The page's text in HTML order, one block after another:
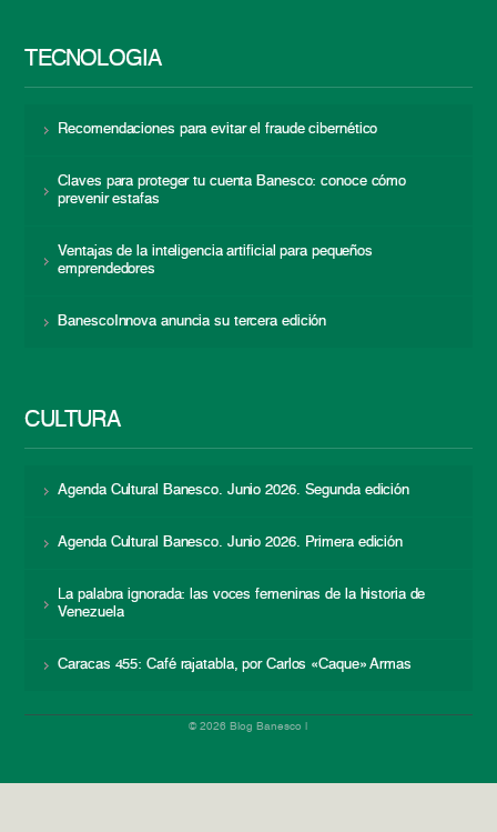
TECNOLOGÍA
Recomendaciones para evitar el fraude cibernético
Claves para proteger tu cuenta Banesco: conoce cómo
prevenir estafas
Ventajas de la inteligencia artificial para pequeños
emprendedores
BanescoInnova anuncia su tercera edición
CULTURA
Agenda Cultural Banesco. Junio 2026. Segunda edición
Agenda Cultural Banesco. Junio 2026. Primera edición
La palabra ignorada: las voces femeninas de la historia de
Venezuela
Caracas 455: Café rajatabla, por Carlos «Caque» Armas
© 2026 Blog Banesco |